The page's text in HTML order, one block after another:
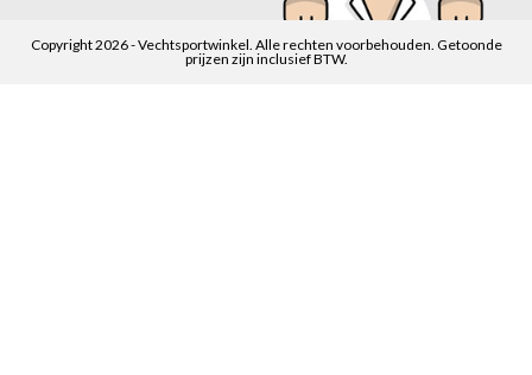
Copyright 2026 - Vechtsportwinkel. Alle rechten voorbehouden. Getoonde
prijzen zijn inclusief BTW.